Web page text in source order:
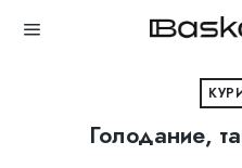
Голодание,